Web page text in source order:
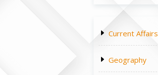
Current Affairs
Geography